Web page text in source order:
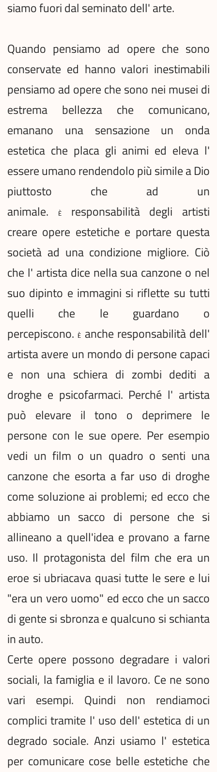
siamo fuori dal seminato dell' arte.
Quando pensiamo ad opere che sono
conservate ed hanno valori inestimabili
pensiamo ad opere che sono nei musei di
estrema bellezza che comunicano,
emanano una sensazione un onda
estetica che placa gli animi ed eleva l'
essere umano rendendolo più simile a Dio
piuttosto che ad un
animale.
Èresponsabilità degli artisti
creare opere estetiche e portare questa
società ad una condizione migliore. Ciò
che l' artista dice nella sua canzone o nel
suo dipinto e immagini si riflette su tutti
quelli che le guardano o
percepiscono. È anche responsabilità dell'
artista avere un mondo di persone capaci
e non una schiera di zombi dediti a
droghe e psicofarmaci. Perché l' artista
può elevare il tono o deprimere le
persone con le sue opere. Per esempio
vedi un film o un quadro o senti una
canzone che esorta a far uso di droghe
come soluzione ai problemi; ed ecco che
abbiamo un sacco di persone che si
allineano a quell'idea e provano a farne
uso. Il protagonista del film che era un
eroe si ubriacava quasi tutte le sere e lui
"era un vero uomo" ed ecco che un sacco
di gente si sbronza e qualcuno si schianta
in auto.
Certe opere possono degradare i valori
sociali, la famiglia e il lavoro. Ce ne sono
vari esempi. Quindi non rendiamoci
complici tramite l' uso dell' estetica di un
degrado sociale. Anzi usiamo l' estetica
per comunicare cose belle estetiche che